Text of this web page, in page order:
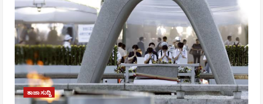
ತಾಜಾ ಸುದ್ದಿ